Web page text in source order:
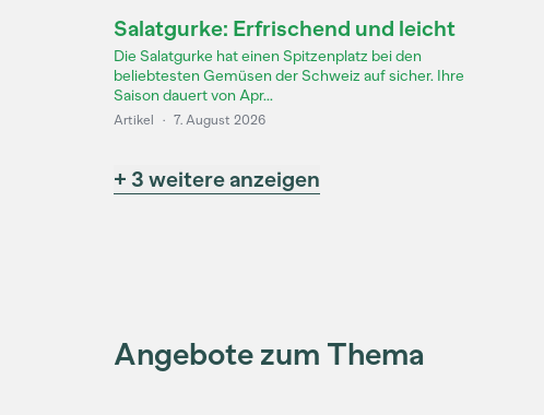
Salatgurke: Erfrischend und leicht
Die Salatgurke hat einen Spitzenplatz bei den
beliebtesten Gemüsen der Schweiz auf sicher. Ihre
Saison dauert von Apr...
Artikel · 7. August 2026
+ 3 weitere anzeigen
Angebote zum Thema